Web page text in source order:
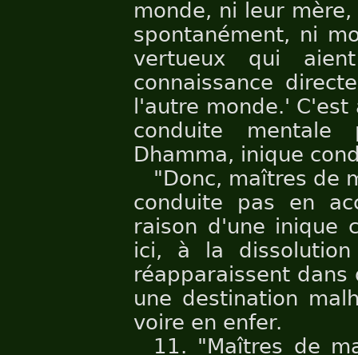
monde, ni leur
spontanément, ni
vertueux qui
connaissance
l'autre monde.'
conduite
Dhamma, inique
"Donc, maîtres de
conduite pas en
raison d'une inique
ici, à la
réapparaissent
une destination
voire en enfer.
11. "Maîtres de